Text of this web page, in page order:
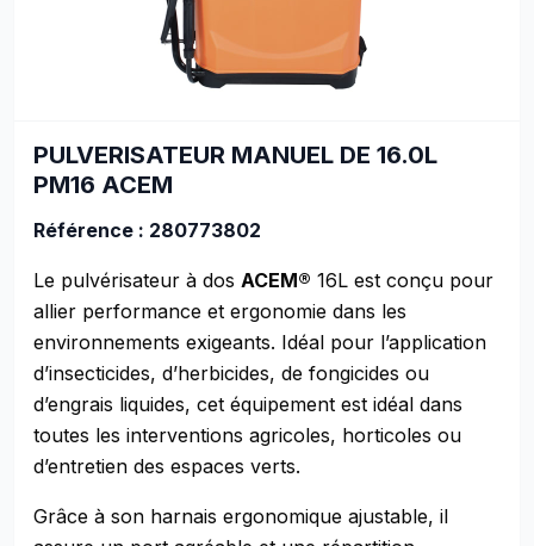
PULVERISATEUR MANUEL DE 16.0L
PM16 ACEM
Référence : 280773802
Le pulvérisateur à dos ACEM® 16L est conçu pour
allier performance et ergonomie dans les
environnements exigeants. Idéal pour l’application
d’insecticides, d’herbicides, de fongicides ou
d’engrais liquides, cet équipement est idéal dans
toutes les interventions agricoles, horticoles ou
d’entretien des espaces verts.
Grâce à son harnais ergonomique ajustable, il